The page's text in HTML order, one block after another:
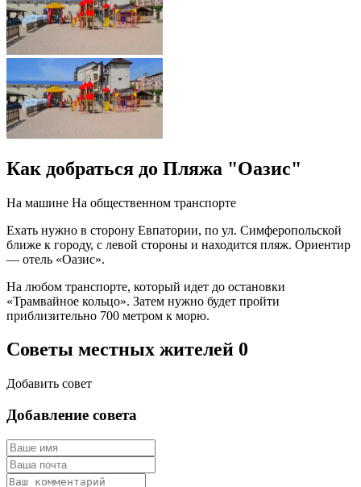
Как добраться до Пляжа "Оазис"
На машине На общественном транспорте
Ехать нужно в сторону Евпатории, по ул. Симферопольской
ближе к городу, с левой стороны и находится пляж. Ориентир
— отель «Оазис».
На любом транспорте, который идет до остановки
«Трамвайное кольцо». Затем нужно будет пройти
приблизительно 700 метром к морю.
Советы местных жителей 0
Добавить совет
Добавление совета